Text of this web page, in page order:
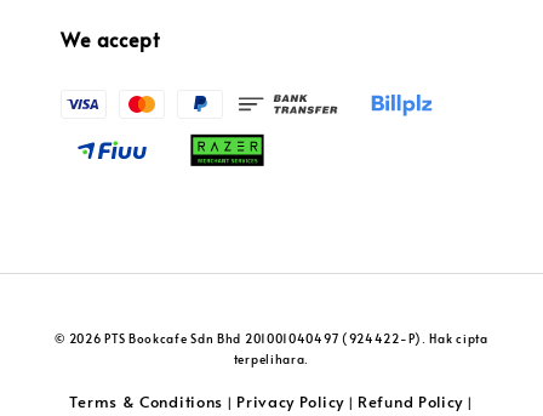
We accept
© 2026 PTS Bookcafe Sdn Bhd 201001040497 (924422-P). Hak cipta
terpelihara.
Terms & Conditions | Privacy Policy| Refund Policy |